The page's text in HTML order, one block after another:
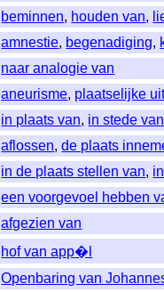
beminnen, houden van,
amnestie, begenadiging,
naar analogie van
aneurisme, plaatselijke
in plaats van, in stede van
aflossen,de plaats
in de plaats stellen van,
een voorgevoel hebben
afgezien van
hof van app�l
Openbaring van